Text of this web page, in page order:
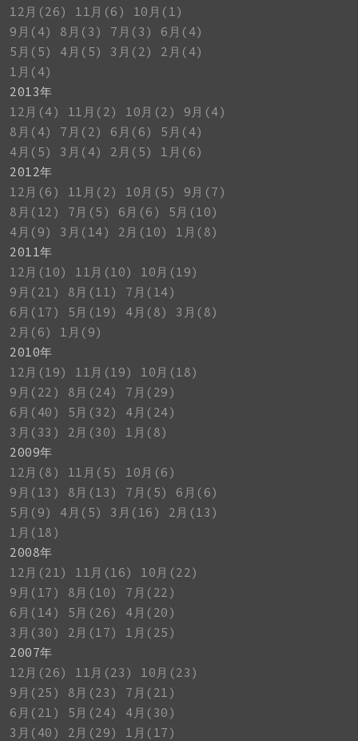
12月(26)
11月(6)
10月(1)
9月(4)
8月(3) 7月(3)
6月(4)
5月(5)
4月(5) 3月(2)
2月(4)
1月(4)
2013年
12月(4)
11月(2) 10月(2)
9月(4)
8月(4)
7月(2) 6月(6)
5月(4)
4月(5)
3月(4) 2月(5)
1月(6)
2012年
12月(6)
11月(2) 10月(5)
9月(7)
8月(12)
7月(5) 6月(6)
5月(10)
4月(9)
3月(14) 2月(10)
1月(8)
2011年
12月(10)
11月(10)
10月(19)
9月(21)
8月(11)
7月(14)
6月(17)
5月(19) 4月(8)
3月(8)
2月(6)
1月(9)
2010年
12月(19)
11月(19)
10月(18)
9月(22)
8月(24)
7月(29)
6月(40)
5月(32)
4月(24)
3月(33)
2月(30)
1月(8)
2009年
12月(8)
11月(5)
10月(6)
9月(13)
8月(13) 7月(5)
6月(6)
5月(9)
4月(5) 3月(16)
2月(13)
1月(18)
2008年
12月(21)
11月(16)
10月(22)
9月(17)
8月(10)
7月(22)
6月(14)
5月(26)
4月(20)
3月(30)
2月(17)
1月(25)
2007年
12月(26)
11月(23)
10月(23)
9月(25)
8月(23)
7月(21)
6月(21)
5月(24)
4月(30)
3月(40)
2月(29)
1月(17)